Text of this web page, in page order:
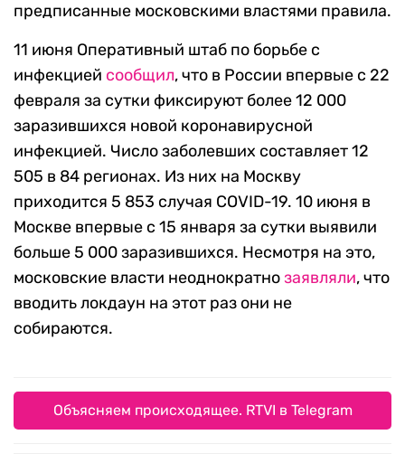
предписанные московскими властями правила.
11 июня Оперативный штаб по борьбе с
инфекцией сообщил, что в России впервые с 22
февраля за сутки фиксируют более 12 000
заразившихся новой коронавирусной
инфекцией. Число заболевших составляет 12
505 в 84 регионах. Из них на Москву
приходится 5 853 случая COVID-19. 10 июня в
Москве впервые с 15 января за сутки выявили
больше 5 000 заразившихся. Несмотря на это,
московские власти неоднократнозаявляли, что
вводить локдаун на этот раз они не
собираются.
Объясняем происходящее. RTVI в Telegram